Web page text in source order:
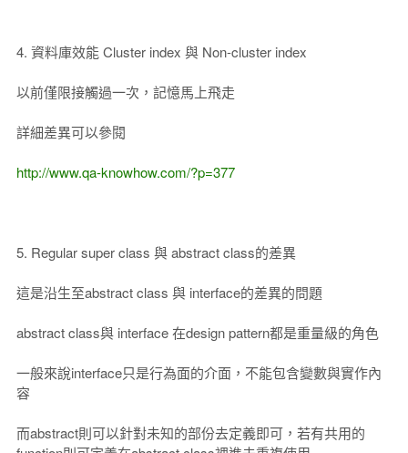
4. 資料庫效能 Cluster index 與 Non-cluster index
以前僅限接觸過一次，記憶馬上飛走
詳細差異可以參閱
http://www.qa-knowhow.com/?p=377
5. Regular super class 與 abstract class的差異
這是沿生至abstract class 與 interface的差異的問題
abstract class與 interface 在design pattern都是重量級的角色
一般來說interface只是行為面的介面，不能包含變數與實作內
容
而abstract則可以針對未知的部份去定義即可，若有共用的